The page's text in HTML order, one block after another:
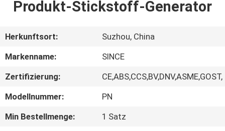
PRODUKTE
ÜBER
UNS
WERKSBESICHTIGUNG
QUALITÄTSKONTROLLE
Produkt-Stickstoff-Generator
Herkunftsort:
Suzhou, China
Markenname:
SINCE
Zertifizierung:
CE,ABS,CCS,BV,DNV,ASME,GOST,
Modellnummer:
PN
Min Bestellmenge:
1 Satz